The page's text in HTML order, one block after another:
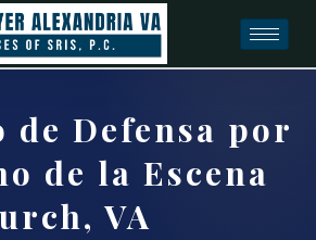
de Defensa por
de la Escena
VA